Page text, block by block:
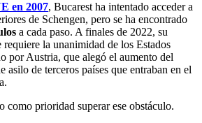
en 2007, Bucarest ha intentado acceder a
de Schengen, pero se ha encontrado
a cada paso. A finales de 2022, su
la unanimidad de los Estados
por Austria, que alegó el aumento del
asilo de terceros países que entraban en el
como prioridad superar ese obstáculo.